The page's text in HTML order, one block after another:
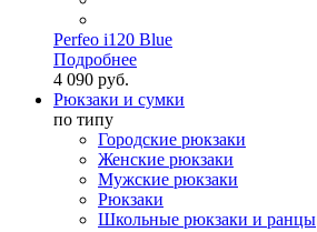
Perfeo i120 Blue
Подробнее
4 090 руб.
Рюкзаки и сумки
по типу
Городские рюкзаки
Женские рюкзаки
Мужские рюкзаки
Рюкзаки
Школьные рюкзаки и ранцы